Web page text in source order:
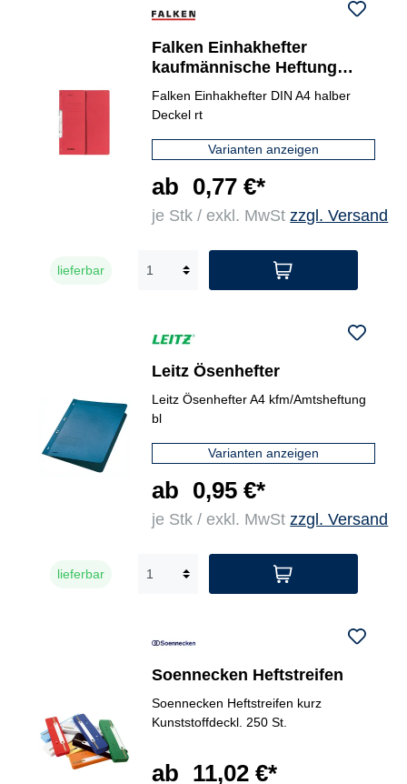
Falken Einhakhefter
kaufmännische Heftung
halb
Falken Einhakhefter DIN A4 halber
Deckel rt
Varianten anzeigen
ab 0,77 €*
je Stk / exkl. MwStzzgl. Versand
lieferbar
Leitz Ösenhefter
Leitz Ösenhefter A4 kfm/Amtsheftung
bl
Varianten anzeigen
ab 0,95 €*
je Stk / exkl. MwStzzgl. Versand
lieferbar
Soennecken Heftstreifen
Soennecken Heftstreifen kurz
Kunststoffdeckl. 250 St.
ab 11,02 €*